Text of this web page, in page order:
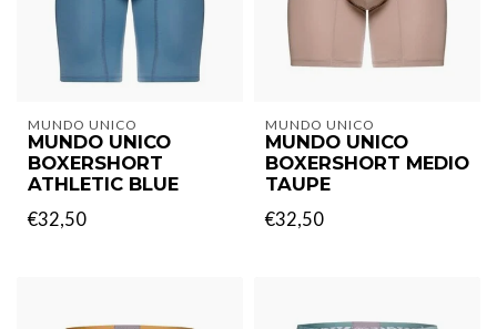
MUNDO UNICO
MUNDO UNICO
BOXERSHORT
ATHLETIC BLUE
€32,50
MUNDO UNICO
MUNDO UNICO
BOXERSHORT MEDIO
TAUPE
€32,50